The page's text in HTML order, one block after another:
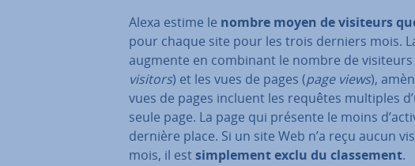
Alexa estime le nombre moyen de visiteurs
pour chaque site pour les trois derniers mois.
augmente en combinant le nombre de
visitors) et les vues de pages (page views),
vues de pages incluent les requêtes multiples
seule page. La page qui présente le moins
dernière place. Si un site Web n’a reçu aucun
mois, il estsim­ple­ment exclu du clas­se­ment.